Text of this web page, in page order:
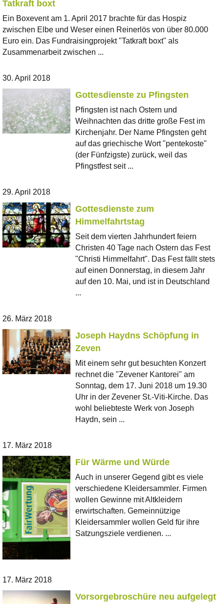
Tatkraft boxt
Ein Boxevent am 1. April 2017 brachte für das Hospiz
zwischen Elbe und Weser einen Reinerlös von über 80.000
Euro ein. Das Fundraisingprojekt "Tatkraft boxt" als
Zusammenarbeit zwischen ...
30. April 2018
Gottesdienste zu Pfingsten
Pfingsten ist nach Ostern und
Weihnachten das dritte große Fest im
Kirchenjahr. Der Name Pfingsten geht
auf das griechische Wort "pentekoste"
(der Fünfzigste) zurück, weil das
Pfingstfest seit ...
29. April 2018
Gottesdienste zum
Himmelfahrtstag
Seit dem vierten Jahrhundert feiern
Christen 40 Tage nach Ostern das Fest
"Christi Himmelfahrt". Das Fest fällt stets
auf einen Donnerstag, in diesem Jahr
auf den 10. Mai, und ist in Deutschland
...
26. März 2018
Joseph Haydns Schöpfung in
Zeven
Mit einem sehr gut besuchten Konzert
rechnet die "Zevener Kantorei" am
Sonntag, dem 17. Juni 2018 um 19.30
Uhr in der Zevener St.-Viti-Kirche. Das
wohl beliebteste Werk von Joseph
Haydn, sein ...
17. März 2018
Für Wärme und Würde
Auch in unserer Gegend gibt es viele
verschiedene Kleidersammler. Firmen
wollen Gewinne mit Altkleidern
erwirtschaften. Gemeinnützige
Kleidersammler wollen Geld für ihre
Satzungsziele verdienen. ...
17. März 2018
Vorsorgebroschüre neu aufgelegt